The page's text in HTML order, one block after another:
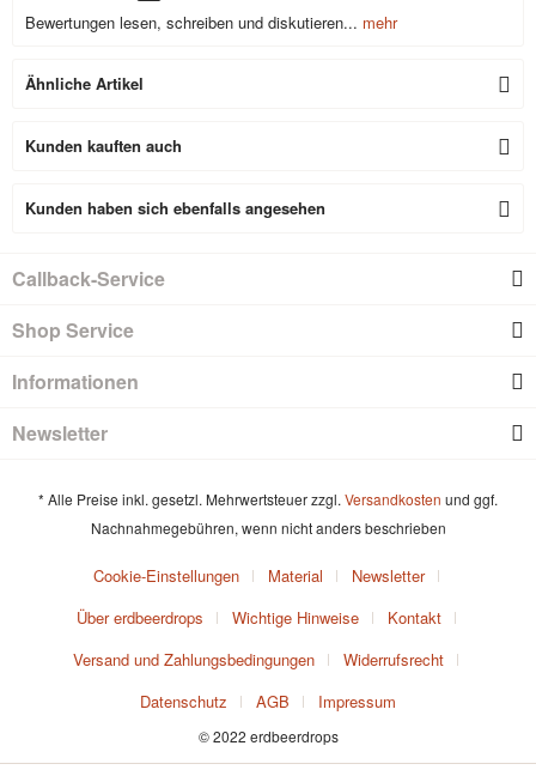
Bewertungen lesen, schreiben und diskutieren... mehr
Ähnliche Artikel
Kunden kauften auch
Kunden haben sich ebenfalls angesehen
Callback-Service
Shop Service
Informationen
Newsletter
* Alle Preise inkl. gesetzl. Mehrwertsteuer zzgl. Versandkosten und ggf.
Nachnahmegebühren, wenn nicht anders beschrieben
Cookie-Einstellungen Material
Newsletter
Über erdbeerdrops
Wichtige Hinweise
Kontakt
Versand und Zahlungsbedingungen
Widerrufsrecht
Datenschutz
AGB Impressum
© 2022 erdbeerdrops